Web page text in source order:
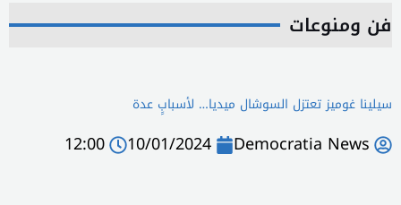
فن ومنوعات
سيلينا غوميز تعتزل السوشال ميديا… لأسبابٍ عدة
Democratia News
10/01/2024
12:00